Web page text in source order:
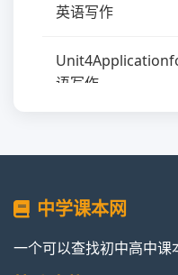
英语写作
语写作
中学课本网
一个可以查找初中高中课